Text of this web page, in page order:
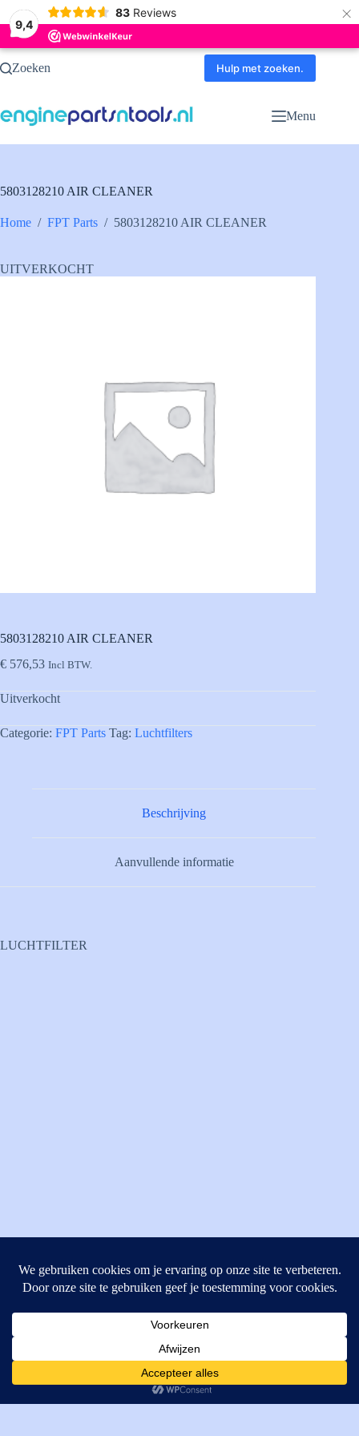
9,4
83 Reviews ×
Ga
naarZoeken Hulp met zoeken.
Menu
5803128210 AIR CLEANER
Home / FPT Parts / 5803128210 AIR CLEANER
UITVERKOCHT
5803128210 AIR CLEANER
€ 576,53 Incl BTW.
Uitverkocht
Categorie: FPT Parts Tag: Luchtfilters
Beschrijving
Aanvullende informatie
LUCHTFILTER
4462GE, Goes
T: +31 (0) 111-484438
M:parts@mitechniek.nl
VAT: NL862802295B01
Cookies helpen ons bij het leveren van onze diensten. Door
gebruik te maken van onze diensten, gaat u akkoord met ons
gebruik van cookies.